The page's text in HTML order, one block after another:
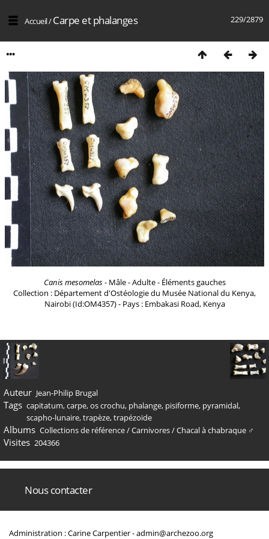
229/2879
Accueil/Carpe et phalanges
Canis mesomelas- Mâle - Adulte - Éléments gauches
Collection : Département d'Ostéologie du Musée National du Kenya,
Nairobi (Id:OM4357) - Pays : Embakasi Road, Kenya
Auteur Jean-Philip Brugal
Tags capitatum,carpe,os crochu, phalange, pisiforme, pyramidal,
scapho-lunaire,trapèze,trapézoïde
Albums Collections de référence/Carnivores/Chacal à chabraque ♂
Visites 204366
Nous contacter
Administration : Carine Carpentier -admin@archezoo.org